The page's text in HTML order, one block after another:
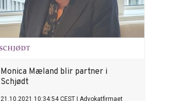
Monica Mæland blir partner i
Schjødt
21.10.2021 10:34:54 CEST
Advokatfirmaet